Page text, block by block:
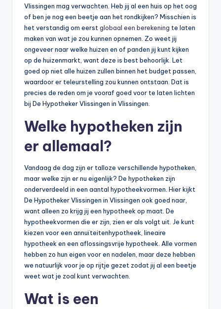
Vlissingen mag verwachten. Heb jij al een huis op het oog
of ben je nog een beetje aan het rondkijken? Misschien is
het verstandig om eerstglobaal een berekening te laten
maken van wat je zou kunnen opnemen. Zo weet jij
ongeveer naar welke huizen en of panden jij kunt kijken
op de huizenmarkt, want deze is best behoorlijk. Let
goed op niet alle huizen zullen binnen het budget passen,
waardoor er teleurstelling zou kunnen ontstaan. Dat is
precies de reden om je vooraf goed voor te laten lichten
bij De Hypotheker Vlissingen in Vlissingen.
Welke hypotheken zijn
er allemaal?
Vandaag de dag zijn er talloze verschillende hypotheken,
maar welke zijn er nu eigenlijk? De hypotheken zijn
onderverdeeld in een aantal hypotheekvormen. Hier kijkt
De Hypotheker Vlissingen in Vlissingen ook goed naar,
want alleen zo krijg jij een hypotheek op maat. De
hypotheekvormen die er zijn, zien er als volgt uit. Je kunt
kiezen voor een annuïteitenhypotheek, lineaire
hypotheek en een aflossingsvrije hypotheek. Alle vormen
hebben zo hun eigen voor en nadelen, maar deze hebben
we natuurlijk voor je op rijtje gezet zodat jij al een beetje
weet wat je zoal kunt verwachten.
Wat is een